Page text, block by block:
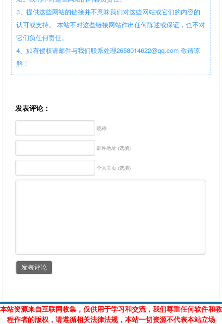
3、提供这些网站的链接并不意味我们对这些网站或它们的内容的
认可或支持。 本站不对这些链接网站作出任何陈述或保证，也不对
它们负任何责任。
4、如有侵权请邮件与我们联系处理2658014622@qq.com 敬请谅
解！
发表评论：
昵称
邮件地址 (选填)
个人主页 (选填)
本站资源来自互联网收集，仅供用于学习和交流，我们尊重任何软件和教
程作者的版权，请遵循相关法律法规，本站一切资源不代表本站立场